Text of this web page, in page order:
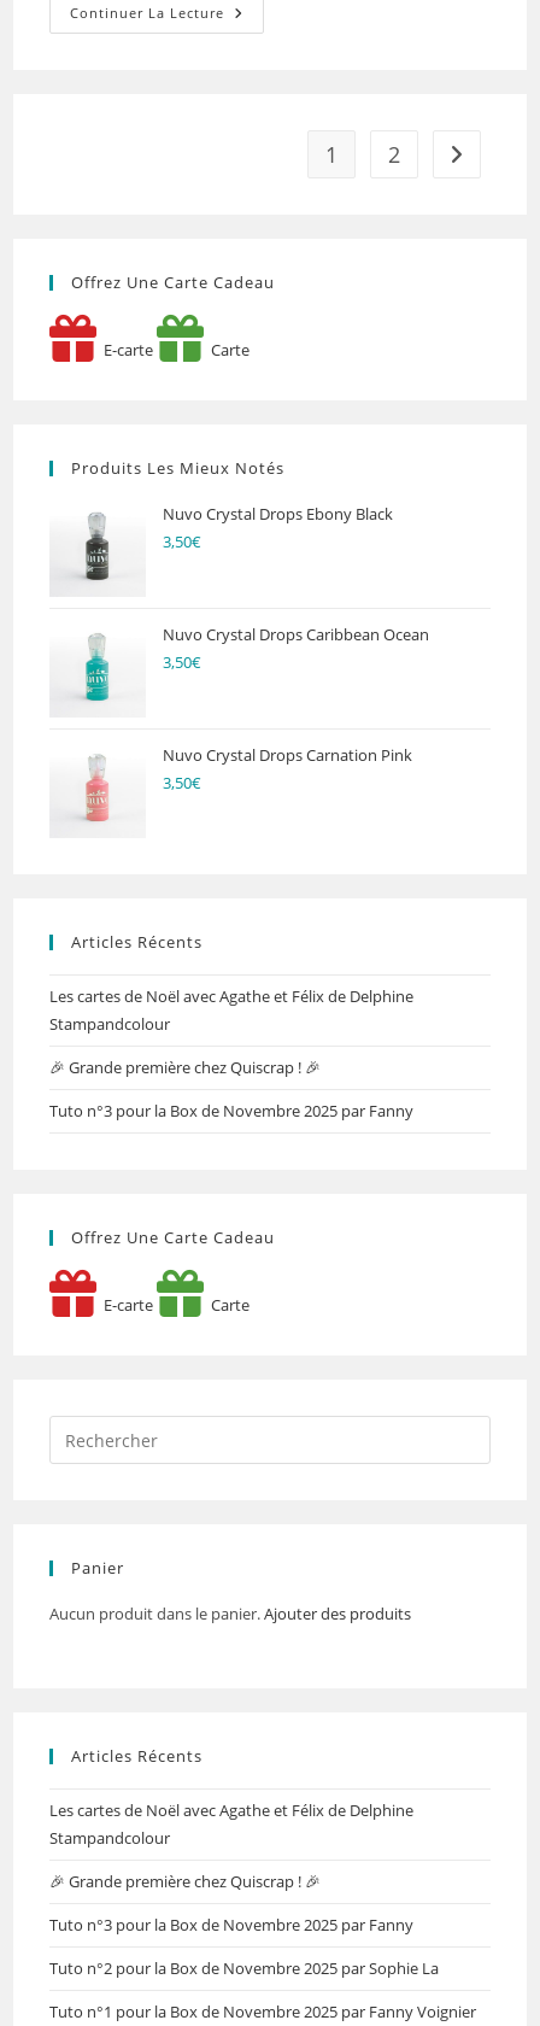
Continuer La Lecture Tuto
N°2
1 2 Aller à la
Offrez Une Carte Cadeau
E-carte Carte
Produits Les Mieux Notés
Nuvo Crystal Drops Ebony Black
3,50€
Nuvo Crystal Drops Caribbean Ocean
3,50€
Nuvo Crystal Drops Carnation Pink
3,50€
Articles Récents
Les cartes de Noël avec Agathe et Félix de Delphine
Stampandcolour
🎉 Grande première chez Quiscrap ! 🎉
Tuto n°3 pour la Box de Novembre 2025 par Fanny
Offrez Une Carte Cadeau
E-carte Carte
Panier
Aucun produit dans le panier.Ajouter des produits
Articles Récents
Les cartes de Noël avec Agathe et Félix de Delphine
Stampandcolour
🎉 Grande première chez Quiscrap ! 🎉
Tuto n°3 pour la Box de Novembre 2025 par Fanny
Tuto n°2 pour la Box de Novembre 2025 par Sophie La
Tuto n°1 pour la Box de Novembre 2025 par Fanny Voignier